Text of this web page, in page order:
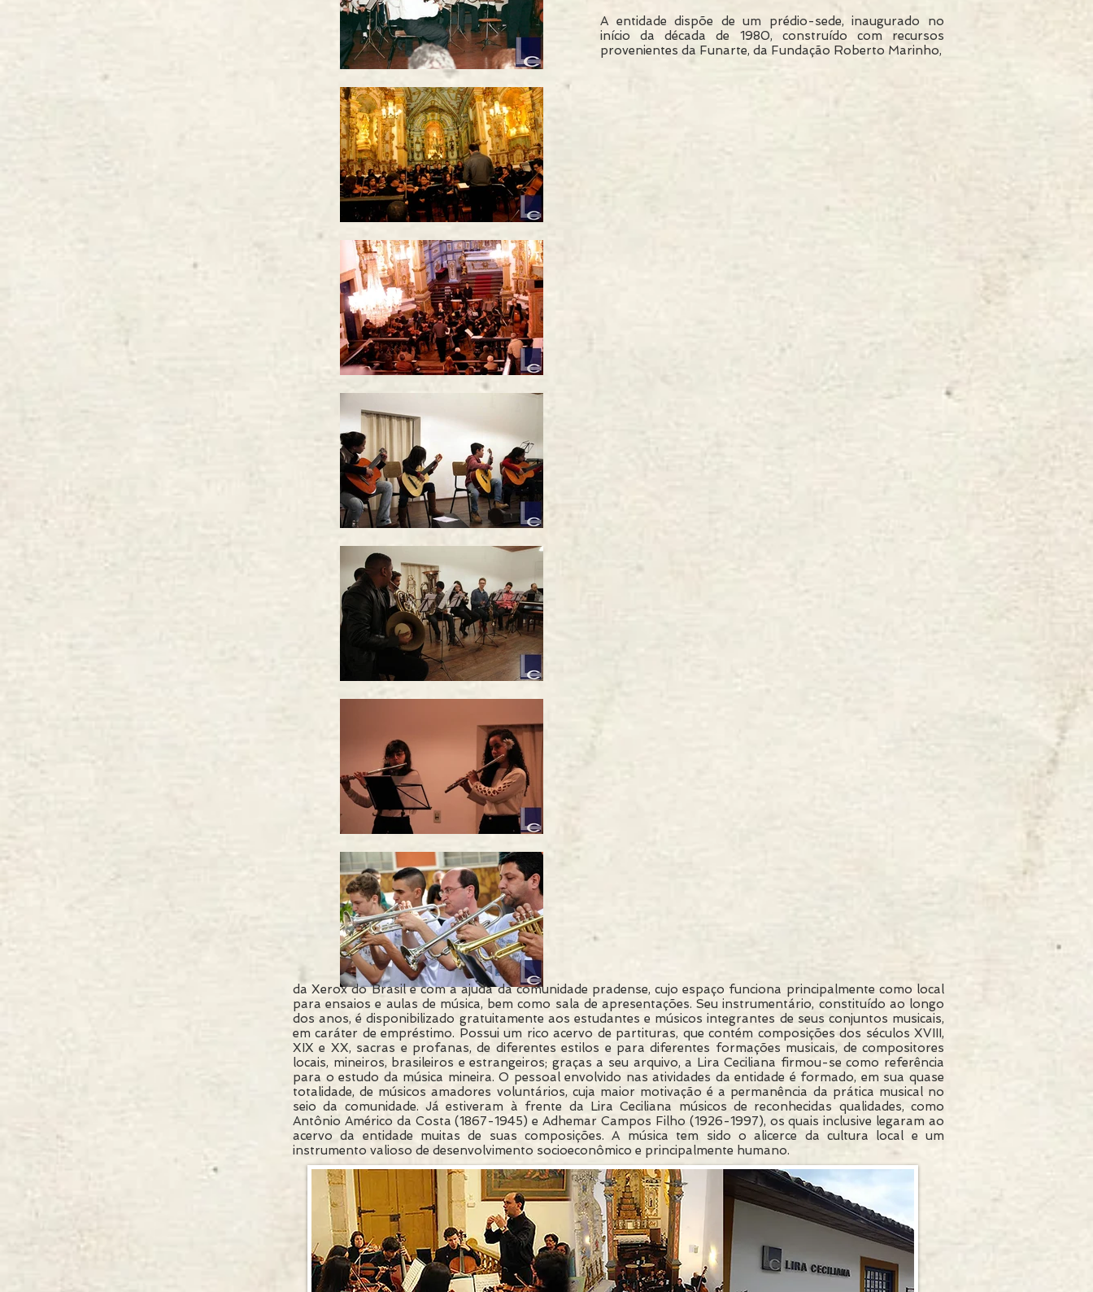
A entidade dispõe de um prédio-sede, inaugurado no
início da década de 1980, construído com recursos
provenientes da Funarte, da Fundação Roberto Marinho,
da Xerox do Brasil e com a ajuda da comunidade pradense, cujo espaço funciona principalmente como local
para ensaios e aulas de música, bem como sala de apresentações. Seu instrumentário, constituído ao longo
dos anos, é disponibilizado gratuitamente aos estudantes e músicos integrantes de seus conjuntos musicais,
em caráter de empréstimo. Possui um rico acervo de partituras, que contém composições dos séculos XVIII,
XIX e XX, sacras e profanas, de diferentes estilos e para diferentes formações musicais, de compositores
locais, mineiros, brasileiros e estrangeiros; graças a seu arquivo, a Lira Ceciliana firmou-se como referência
para o estudo da música mineira. O pessoal envolvido nas atividades da entidade é formado, em sua quase
totalidade, de músicos amadores voluntários, cuja maior motivação é a permanência da prática musical no
seio da comunidade. Já estiveram à frente da Lira Ceciliana músicos de reconhecidas qualidades, como
Antônio Américo da Costa (1867-1945) e Adhemar Campos Filho (1926-1997), os quais inclusive legaram ao
acervo da entidade muitas de suas composições. A música tem sido o alicerce da cultura local e um
instrumento valioso de desenvolvimento socioeconômico e principalmente humano.